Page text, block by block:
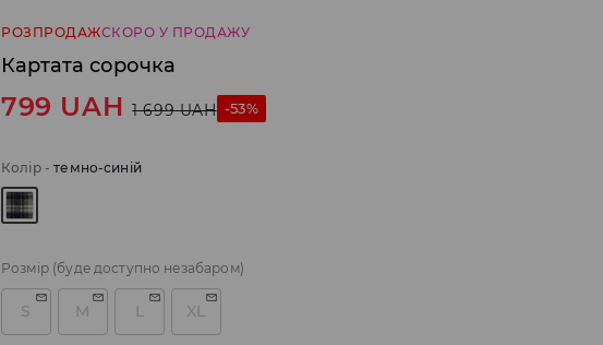
РОЗПРОДАЖСКОРО У ПРОДАЖУ
Картата сорочка
799 UAH 1 699 UAH -53%
Колір-темно-синій
Розмір (буде доступно незабаром)
S M L XL